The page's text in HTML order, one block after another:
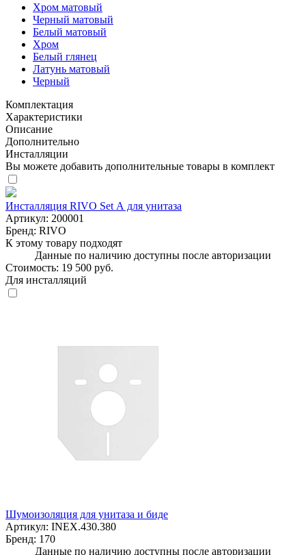
Хром матовый
Черный матовый
Белый матовый
Хром
Белый глянец
Латунь матовый
Черный
Комплектация
Характеристики
Описание
Дополнительно
Инсталляции
Вы можете добавить дополнительные товары в комплект
Инсталляция RIVO Set А для унитаза
Артикул: 200001
Бренд: RIVO
К этому товару подходят
Данные по наличию доступны после авторизации
Стоимость: 19 500 руб.
Для инсталляций
Шумоизоляция для унитаза и биде
Артикул: INEX.430.380
Бренд: 170
Данные по наличию доступны после авторизации